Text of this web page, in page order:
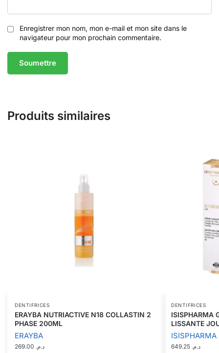
Enregistrer mon nom, mon e-mail et mon site dans le
navigateur pour mon prochain commentaire.
Produits similaires
DENTIFRICES
ERAYBA NUTRIACTIVE N18 COLLASTIN 2
PHASE 200ML
ERAYBA
د.م.
DENTIFRICES
ISISPHARMA
LISSANTE
ISISPHARMA
د.م.